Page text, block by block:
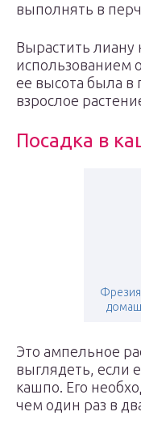
выполнять в
Вырастить лиану
использованием
ее высота была в
взрослое
Посадка в
Это ампельное
выглядеть, если
кашпо. Его
чем один раз в